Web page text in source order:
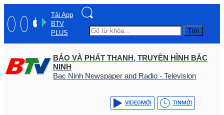
Tải App
BTV
PLUS
Tìm
BÁO VÀ PHÁT THANH, TRUYỀN HÌNH BẮC
NINH
Bac Ninh Newspaper and Radio - Television
VIDEOMỚI TINMỚI